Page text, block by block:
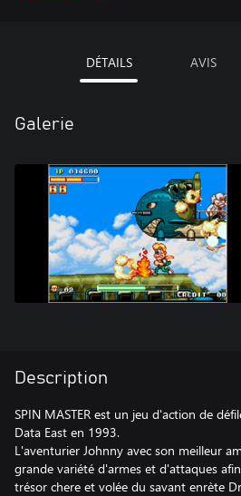
DÉTAILS AVIS
Galerie
Description
SPIN MASTER est un jeu d'action de
Data East en 1993.
L'aventurier Johnny avec son meilleur
grande variété d'armes et d'attaques
trésor chere et volée du savant enrète